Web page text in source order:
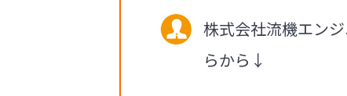
株式会社流機エン
らから↓